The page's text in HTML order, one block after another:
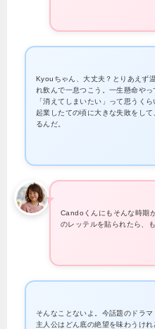
Kyouちゃん、大丈夫？とりあえず
れ飲んで一息つこう。一生懸命や
「消えてしまいたい」って思うく
起業したての頃に大きな失敗をし
るんだ。
Candoくんにもそんな時期
のレッテルを貼られたら、
そんなことないよ。今話題のドラ
主人公はどん底の絶望を味わうけ